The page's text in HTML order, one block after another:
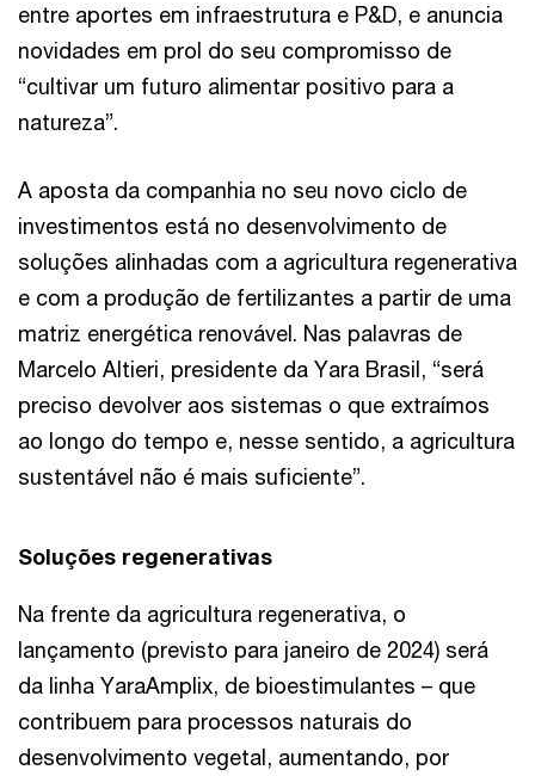
entre aportes em infraestrutura e P&D, e anuncia
novidades em prol do seu compromisso de
“cultivar um futuro alimentar positivo para a
natureza”.
A aposta da companhia no seu novo ciclo de
investimentos está no desenvolvimento de
soluções alinhadas com a agricultura regenerativa
e com a produção de fertilizantes a partir de uma
matriz energética renovável. Nas palavras de
Marcelo Altieri, presidente da Yara Brasil, “será
preciso devolver aos sistemas o que extraímos
ao longo do tempo e, nesse sentido, a agricultura
sustentável não é mais suficiente”.
Soluções regenerativas
Na frente da agricultura regenerativa, o
lançamento (previsto para janeiro de 2024) será
da linha YaraAmplix, de bioestimulantes – que
contribuem para processos naturais do
desenvolvimento vegetal, aumentando, por